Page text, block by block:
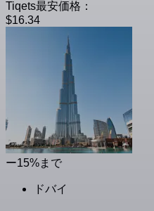
Tiqets最安価格：
$16.34
ー15%まで
ドバイ